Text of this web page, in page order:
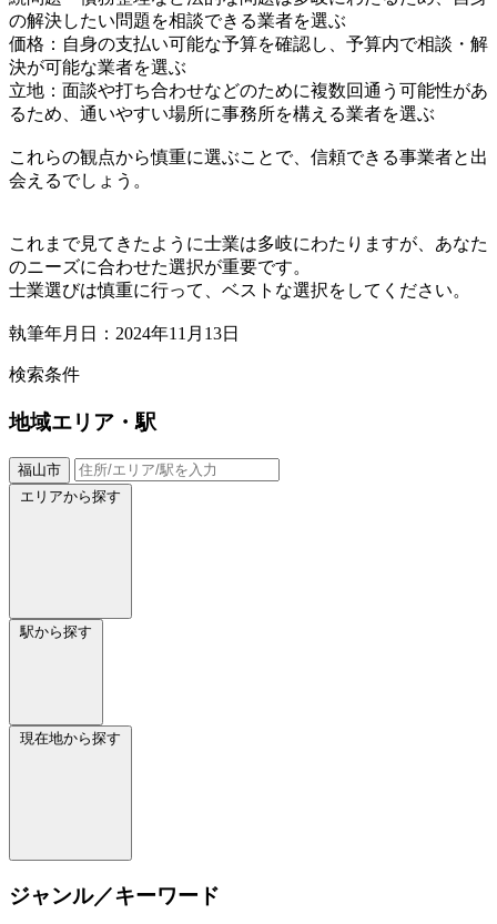
の解決したい問題を相談できる業者を選ぶ
価格：自身の支払い可能な予算を確認し、予算内で相談・解
決が可能な業者を選ぶ
立地：面談や打ち合わせなどのために複数回通う可能性があ
るため、通いやすい場所に事務所を構える業者を選ぶ
これらの観点から慎重に選ぶことで、信頼できる事業者と出
会えるでしょう。
これまで見てきたように士業は多岐にわたりますが、あなた
のニーズに合わせた選択が重要です。
士業選びは慎重に行って、ベストな選択をしてください。
執筆年月日：2024年11月13日
検索条件
地域エリア・駅
福山市
エリアから探す
駅から探す
現在地から探す
ジャンル／キーワード